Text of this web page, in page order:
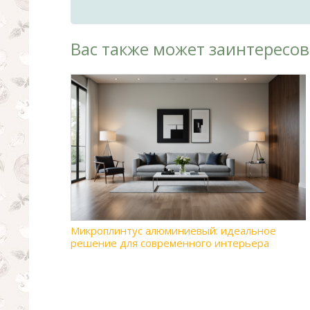
Вас также может
Микроплинтус алюминиевый: идеальное
решение для современного интерьера